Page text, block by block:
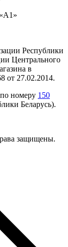
Республики
Центрального
в
от 27.02.2014.
номеру 150
Беларусь).
защищены.